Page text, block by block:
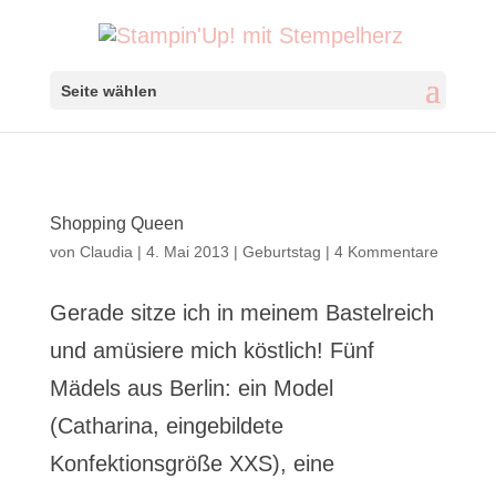
Seite wählen
Shopping Queen
von Claudia | 4. Mai 2013 | Geburtstag | 4 Kommentare
Gerade sitze ich in meinem Bastelreich
und amüsiere mich köstlich! Fünf
Mädels aus Berlin: ein Model
(Catharina, eingebildete
Konfektionsgröße XXS), eine